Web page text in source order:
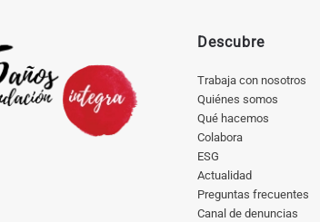
Descubre
Trabaja con nosotros
Quiénes somos
Qué hacemos
Colabora
ESG
Actualidad
Preguntas frecuentes
Canal de denuncias